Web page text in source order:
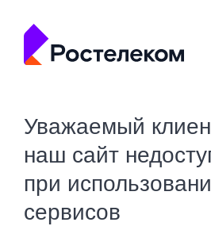
Уважаемый
наш сайт
при
сервисов